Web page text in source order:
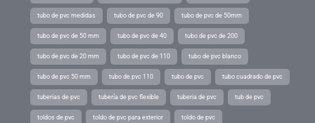
tubo de pvc medidas tubo de pvc de 90 tubo de pvc de 50mm
tubo de pvc de 50 mm tubo de pvc de 40 tubo de pvc de 200
tubo de pvc de 20 mm tubo de pvc de 110 tubo de pvc blanco
tubo de pvc 50 mm tubo de pvc 110 tubo de pvc tubo cuadrado de pvc
tuberias de pvc tubería de pvc flexible tuberia de pvc tub de pvc
toldos de pvc toldo de pvc para exterior toldo de pvc